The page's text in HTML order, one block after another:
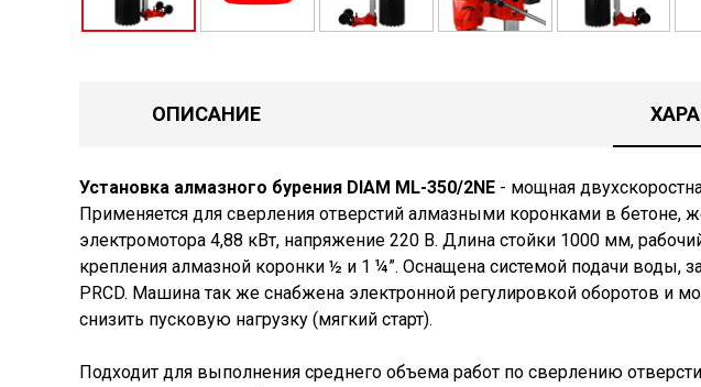
ОПИСАНИЕ
Установка алмазного бурения DIAM ML-350/2NE - мощная
Применяется для сверления отверстий алмазными коронками в
электромотора 4,88 кВт, напряжение 220 В. Длина стойки 1000 мм,
крепления алмазной коронки ½ и 1 ¼”. Оснащена системой подачи воды,
PRCD. Машина так же снабжена электронной регулировкой оборотов и
снизить пусковую нагрузку (мягкий старт).
Подходит для выполнения среднего объема работ по сверлению